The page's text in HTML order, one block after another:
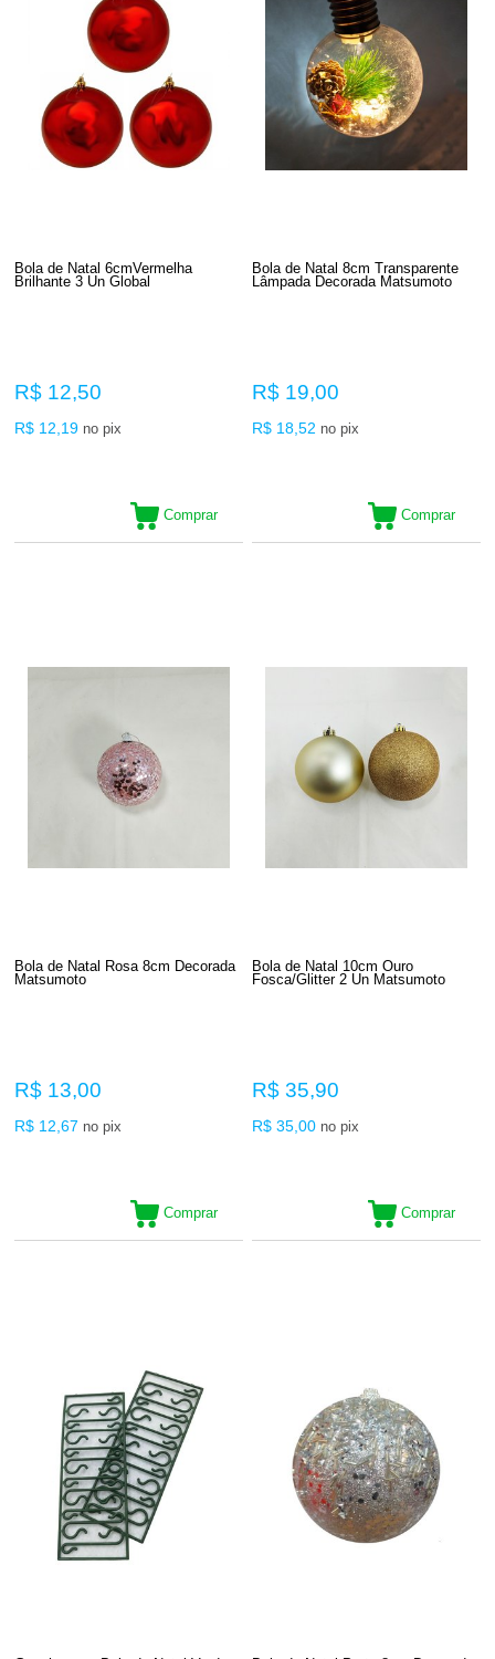
Bola de Natal 6cmVermelha
Brilhante 3 Un Global
R$ 12,50
R$ 12,19 no pix
Comprar
Bola de Natal 8cm Transparente
Lâmpada Decorada Matsumoto
R$ 19,00
R$ 18,52 no pix
Comprar
Bola de Natal Rosa 8cm Decorada
Matsumoto
R$ 13,00
R$ 12,67 no pix
Comprar
Bola de Natal 10cm Ouro
Fosca/Glitter 2 Un Matsumoto
R$ 35,90
R$ 35,00 no pix
Comprar